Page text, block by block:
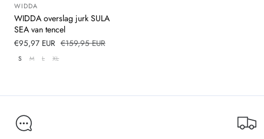
Leverancier:
WIDDA
WIDDA overslag jurk SULA
SEA van tencel
Verkoopprijs
€95,97 EUR Normale
€159,95 EUR
S M L XL